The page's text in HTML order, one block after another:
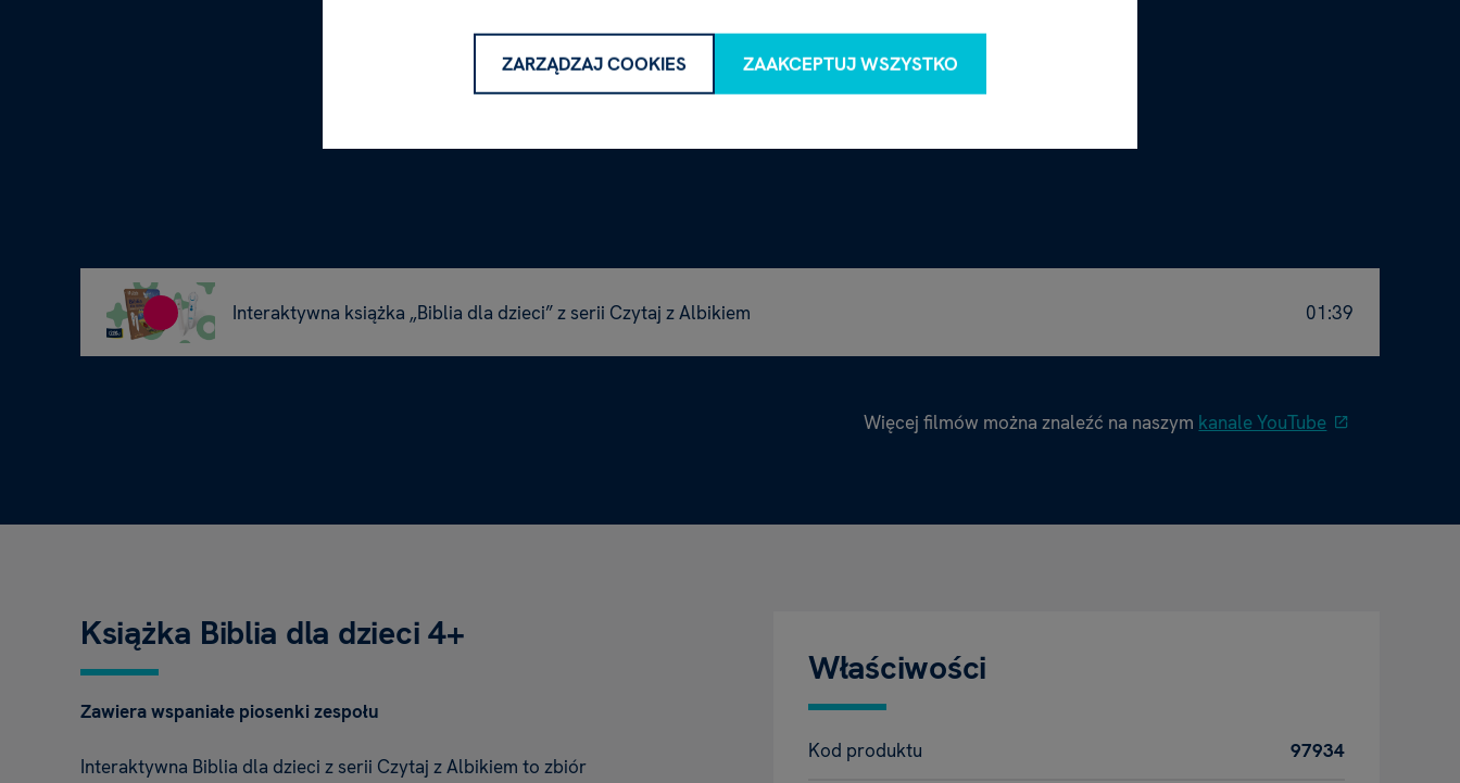
Interaktywna książka „Biblia dla dzieci” z serii Czytaj z Albikiem 01:39
Więcej filmów można znaleźć na naszym kanale YouTube
Książka Biblia dla dzieci 4+
Zawiera wspaniałe piosenki zespołu
Interaktywna Biblia dla dzieci z serii Czytaj z Albikiem to zbiór
Właściwości
Kod produktu 97934
ZARZĄDZAJ COOKIES ZAAKCEPTUJ WSZYSTKO